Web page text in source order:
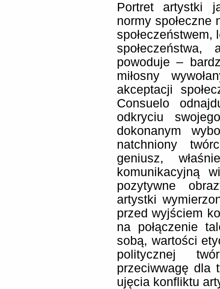
Portret artystki
normy społeczne
społeczeństwem,
powoduje –
miłosny
akceptacji
Consuelo
odkryciu
dokonanym
natchniony
geniusz,
komunikacyjną
pozytywne
artystki
przed wyjściem
na połączenie
sobą, wartości
politycznej
przeciwwagę dla
ujęcia konfliktu